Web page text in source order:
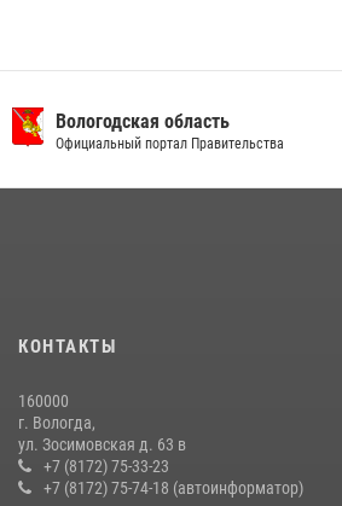
В Великом Устюге росгвардейцы задержали
стрельбу
Росгвардии в Вологодской области
26 единиц оружия сдали росгвардейцам
Вологодской области за минувшую неделю
11 июля 2026, 05:49
Вологодская область
Официальный портал Правительства
КОНТАКТЫ
160000
г. Вологда,
ул. Зосимовская д. 63 в
+7 (8172) 75-33-23
+7 (8172) 75-74-18 (автоинформатор)